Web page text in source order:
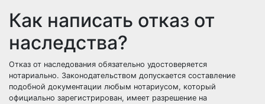
Как написать отказ от
наследства?
Отказ от наследования обязательно удостоверяется
нотариально. Законодательством допускается составление
подобной документации любым нотариусом, который
официально зарегистрирован, имеет разрешение на